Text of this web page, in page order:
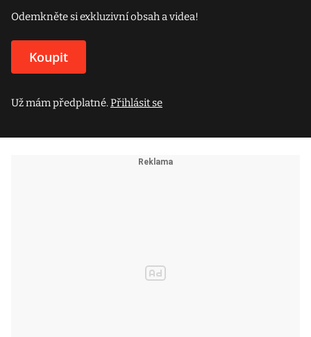
Odemkněte si exkluzivní obsah a videa!
Koupit
Už mám předplatné.Přihlásit se